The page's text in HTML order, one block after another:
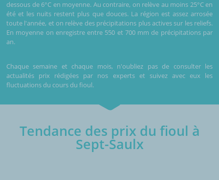
dessous de 6°C en moyenne. Au contraire, on relève au moins 25°C en
été et les nuits restent plus que douces. La région est assez arrosée
toute l'année, et on relève des précipitations plus actives sur les reliefs.
En moyenne on enregistre entre 550 et 700 mm de précipitations par
an.
Chaque semaine et chaque mois, n'oubliez pas de consulter les
actualités prix rédigées par nos experts et suivez avec eux les
fluctuations du cours du fioul.
Tendance des prix du fioul à
Sept-Saulx